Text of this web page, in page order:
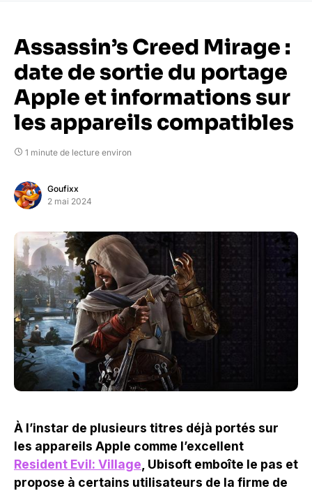
Assassin’s Creed Mirage :
date de sortie du portage
Apple et informations sur
les appareils compatibles
1 minute de lecture environ
Goufixx
2 mai 2024
À l’instar de plusieurs titres déjà portés sur
les appareils Apple comme l’excellent
Resident Evil: Village , Ubisoft emboîte le pas et
propose à certains utilisateurs de la firme de